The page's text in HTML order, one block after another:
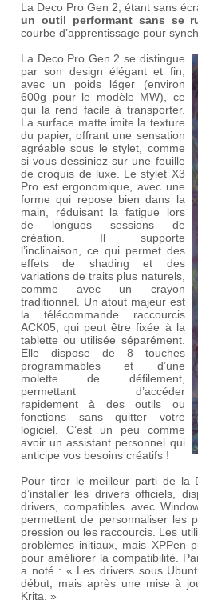
La Deco Pro Gen 2, étant sans
un outil performant sans se
courbe d’apprentissage pour
La Deco Pro Gen 2 se distingue
par son design élégant et fin,
avec un poids léger (environ
600g pour le modèle MW), ce
qui la rend facile à transporter.
La surface matte imite la texture
du papier, offrant une sensation
agréable sous le stylet, comme
si vous dessiniez sur une feuille
de croquis de luxe. Le stylet X3
Pro est ergonomique, avec une
forme qui repose bien dans la
main, réduisant la fatigue lors
de longues sessions de
création. Il supporte
l’inclinaison, ce qui permet des
effets de shading et des
variations de traits plus naturels,
comme avec un crayon
traditionnel. Un atout majeur est
la télécommande raccourcis
ACK05, qui peut être fixée à la
tablette ou utilisée séparément.
Elle dispose de 8 touches
programmables et d’une
molette de défilement,
permettant d’accéder
rapidement à des outils ou
fonctions sans quitter votre
logiciel. C’est un peu comme
avoir un assistant personnel qui
anticipe vos besoins créatifs !
Pour tirer le meilleur parti de la
d’installer les drivers officiels,
drivers, compatibles avec
permettent de personnaliser les
pression ou les raccourcis. Les
problèmes initiaux, mais XPPen
pour améliorer la compatibilité.
a noté : « Les drivers sous
début, mais après une mise à
Krita. »